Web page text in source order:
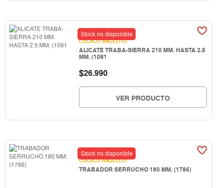
Stock no disponible
COCACO ANGELITO
ALICATE TRABA-SIERRA 210 MM. HASTA 2.5
MM. (1081
$26.990
VER PRODUCTO
Stock no disponible
COCACO ANGELITO
TRABADOR SERRUCHO 180 MM. (1786)